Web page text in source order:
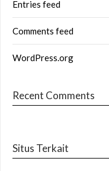
Entries feed
Comments feed
WordPress.org
Recent Comments
Situs Terkait